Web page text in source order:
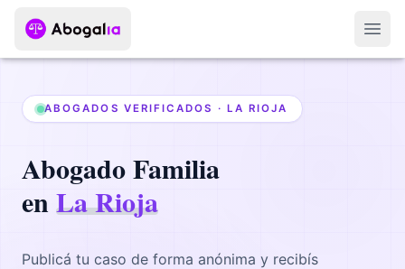
ABOGADOS VERIFICADOS · LA RIOJA
AbogadoFamilia
enLa Rioja
Publicá tu caso de forma anónima y recibís